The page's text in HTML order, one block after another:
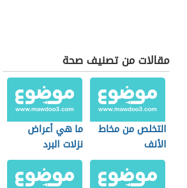
مقالات من تصنيف صحة
التخلص من مخاط
الأنف
ما هي أعراض
نزلات البرد